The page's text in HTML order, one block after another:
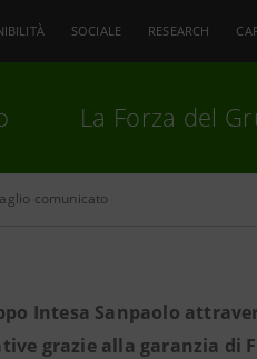
SOCIALE RESEARCH
La Forza del
comunicato
Intesa Sanpaolo
grazie alla garanzia di